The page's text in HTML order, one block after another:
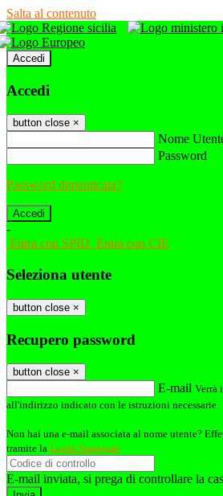
Salta al contenuto
Accedi
Accedi
button close ×
Nome
Password
Password dimenticata?
-
Entra con SPID Entra con CIE
Seleziona utente
button close ×
Recupero password
button close ×
E-mail Verrà
all'indirizzo indicato con le istruzioni necessarie.
Non hai una e-mail associata al nome utente?
tramite la Login Spaggiari
E-mail inviata, si prega di controllare la